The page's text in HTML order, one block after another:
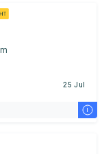
25 Jul
i